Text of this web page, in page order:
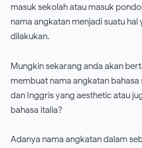
masuk sekolah atau masuk
nama angkatan menjadi suatu
dilakukan.
Mungkin sekarang anda akan
membuat nama angkatan
dan Inggris yang aesthetic atau
bahasa italia?
Adanya nama angkatan dalam